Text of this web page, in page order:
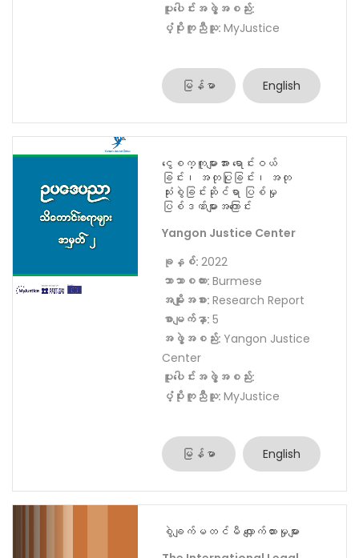
ချုပ်မိန့်အကြောင်းသိကောင်းစရာ
Yangon Justice Center
ခုနှစ်:
အမျိုးအစား:Research Report
အဖွဲ့အစည်း:Yangon Justice
Center
ပူးပေါင်းအဖွဲ့အစည်း:
ပံ့ပိုးကူညီသူ:MyJustice
မြန်မာ
ငွေစက္ကူများအား ရောင်းဝယ်
ခြင်း၊ အတုပြုခြင်း၊ အတု
သုံးစွဲခြင်းဆိုင်ရာ ပြစ်မှု
ပြစ်ဒဏ်များအကြောင်း
Yangon Justice Center
ခုနှစ်:
အမျိုးအစား:Research Report
စာမျက်နှာ:
အဖွဲ့အစည်း:
Yangon Justice